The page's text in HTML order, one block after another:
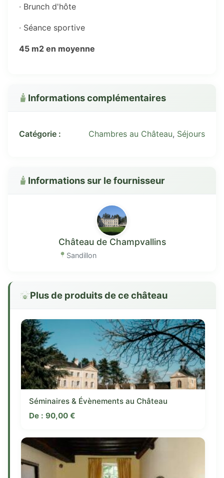
∙ Brunch d'hôte
∙ Séance sportive
45 m2 en moyenne
Informations complémentaires
Catégorie : Chambres au Château, Séjours
Informations sur le fournisseur
Château de Champvallins
Sandillon
Plus de produits de ce château
Séminaires & Évènements au Château
De : 90,00 €